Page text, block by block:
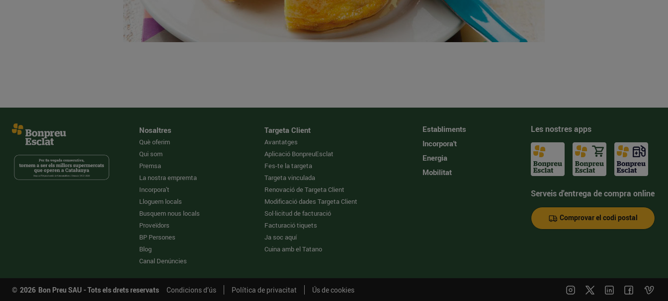
Nosaltres
Què oferim
Qui som
Premsa
La nostra empremta
Incorpora't
Lloguem locals
Busquem nous locals
Proveïdors
BP Persones
Blog
Canal Denúncies
Targeta Client
Avantatges
Aplicació BonpreuEsclat
Fes-te la targeta
Targeta vinculada
Renovació de Targeta Client
Modificació dades Targeta Client
Sol·licitud de facturació
Facturació tiquets
Ja soc aquí
Cuina amb el Tatano
Establiments
Incorpora't
Energia
Mobilitat
Les nostres apps
Serveis d'entrega de compra online
Comprovar el codi postal
© 2026 Bon Preu SAU - Tots els drets reservats Condicions d’ús Política de privacitat Ús de cookies